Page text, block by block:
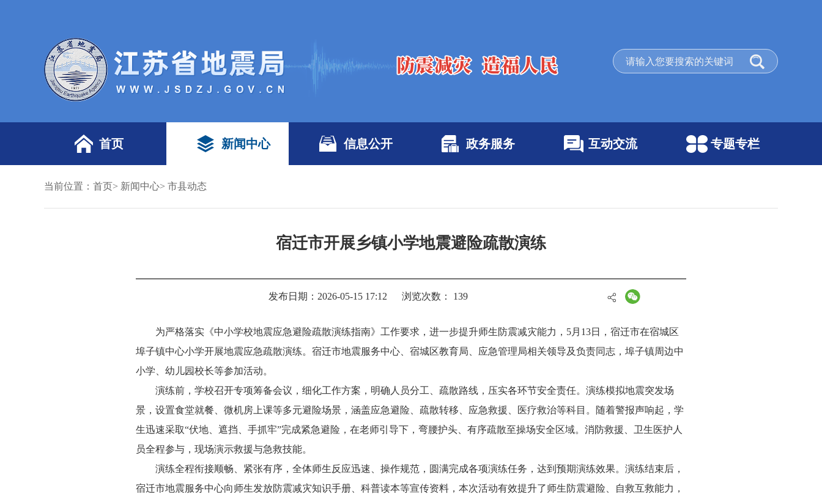
首页 新闻中心 信息公开 政务服务 互动交流 专题专栏
当前位置： 首页> 新闻中心> 市县动态
宿迁市开展乡镇小学地震避险疏散演练
发布日期：2026-05-15 17:12 浏览次数： 139
为严格落实《中小学校地震应急避险疏散演练指南》工作要求， 进一步提升师生防震减灾能力， 5月13日，宿迁市在宿城区
埠子镇中心小学开展地震应急疏散演练。宿迁市地震服务中心、宿城区教育局、应急管理局相关领导及负责同志，埠子镇周边中
小学、幼儿园校长等参加活动。
演练前，学校召开专项筹备会议，细化工作方案，明确人员分工、疏散路线，压实各环节安全责任。演练模拟地震突发场
景，设置食堂就餐、微机房上课等多元避险场景，涵盖应急避险、疏散转移、应急救援、医疗救治等科目。随着警报声响起，学
生迅速采取“伏地、遮挡、手抓牢”完成紧急避险，在老师引导下，弯腰护头、有序疏散至操场安全区域。消防救援、卫生医护人
员全程参与，现场演示救援与急救技能。
演练全程衔接顺畅、紧张有序，全体师生反应迅速、操作规范，圆满完成各项演练任务，达到预期演练效果。演练结束后，
宿迁市地震服务中心向师生发放防震减灾知识手册、科普读本等宣传资料，本次活动有效提升了师生防震避险、自救互救能力，